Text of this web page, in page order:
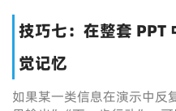
技巧七：在整套 PPT
觉记忆
如果某一类信息在演示中